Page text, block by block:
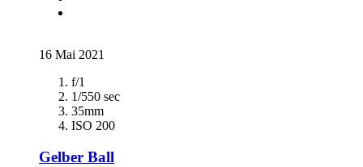
16 Mai 2021
f/1
1/550 sec
35mm
ISO 200
Gelber Ball